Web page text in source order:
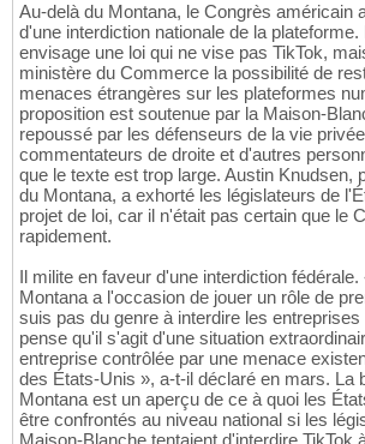
Au-delà du Montana, le Congrès américain
d'une interdiction nationale de la plateforme.
envisage une loi qui ne vise pas TikTok,
ministère du Commerce la possibilité de
menaces étrangères sur les plateformes
proposition est soutenue par la Maison-
repoussé par les défenseurs de la vie
commentateurs de droite et d'autres
que le texte est trop large. Austin Knudsen,
du Montana, a exhorté les législateurs de
projet de loi, car il n'était pas certain que le
rapidement.
Il milite en faveur d'une interdiction
Montana a l'occasion de jouer un rôle de
suis pas du genre à interdire les
pense qu'il s'agit d'une situation
entreprise contrôlée par une menace
des États-Unis », a-t-il déclaré en mars. La
Montana est un aperçu de ce à quoi les
être confrontés au niveau national si les